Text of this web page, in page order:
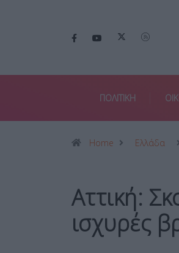
ΠΟΛΙΤΙΚΗ
Home Ελλάδα
Αττική:
ισχυρές